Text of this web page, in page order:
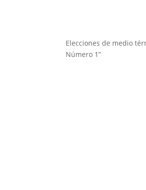
Elecciones de medio
Número 1”